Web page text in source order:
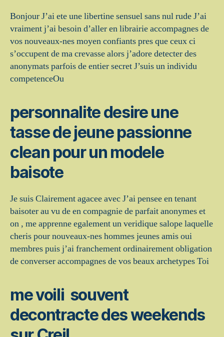
Bonjour J’ai ete une libertine sensuel sans nul rude J’ai
vraiment j’ai besoin d’aller en librairie accompagnes de
vos nouveaux-nes moyen confiants pres que ceux ci
s’occupent de ma crevasse alors j’adore detecter des
anonymats parfois de entier secret J’suis un individu
competenceOu
personnalite desire une
tasse de jeune passionne
clean pour un modele
baisote
Je suis Clairement agacee avec J’ai pensee en tenant
baisoter au vu de en compagnie de parfait anonymes et
on , me apprenne egalement un veridique salope laquelle
cheris pour nouveaux-nes hommes jeunes amis oui
membres puis j’ai franchement ordinairement obligation
de converser accompagnes de vos beaux archetypes Toi
me voili souvent
decontracte des weekends